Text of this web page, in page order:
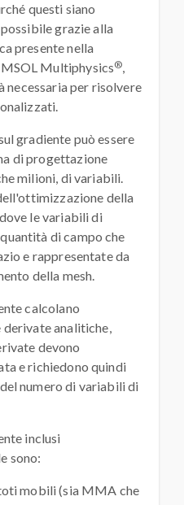
questi siano
grazie alla
presente nella
Multiphysics®,
necessaria per risolvere
gradiente può essere
di progettazione
milioni, di variabili.
della
le variabili di
di campo che
e rappresentate da
della mesh.
calcolano
analitiche,
devono
e richiedono quindi
numero di variabili di
inclusi
sono:
mobili (sia MMA che